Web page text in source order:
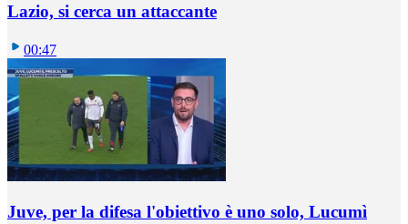
Lazio, si cerca un attaccante
00:47
Juve, per la difesa l'obiettivo è uno solo, Lucumì